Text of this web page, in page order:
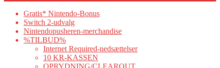
Gratis* Nintendo-Bonus
Switch 2-udvalg
Nintendopusheren-merchandise
%TILBUD%
Internet Required-nedsættelser
10 KR-KASSEN